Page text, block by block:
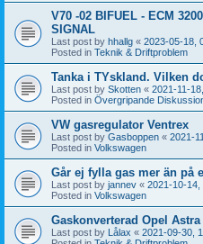
V70 -02 BIFUEL - ECM
SIGNAL
Last post by hhallg « 2023-05-18,
Posted in Teknik & Driftproblem
Tanka i TYskland. Vilken
Last post by Skotten « 2021-11-
Posted in Övergripande
VW gasregulator Ventrex
Last post by Gasboppen « 2021-
Posted in Volkswagen
Går ej fylla gas mer än på
Last post by jannev « 2021-10-14,
Posted in Volkswagen
Gaskonverterad Opel
Last post by Lålax « 2021-09-30,